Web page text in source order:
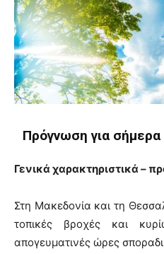
Πρόγνωση για
Γενικά χαρακτηριστικά –
Στη Μακεδονία και τη
τοπικές βροχές και
απογευματινές ώρες